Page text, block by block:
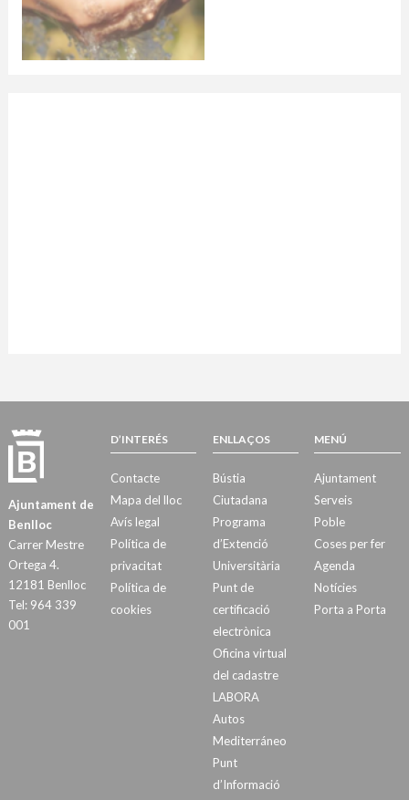
Ajuntament de
Benlloc
Carrer Mestre
Ortega 4.
12181 Benlloc
Tel: 964 339
001
D’INTERÉS
Contacte
Mapa del lloc
Avís legal
Política de
privacitat
Política de
cookies
ENLLAÇOS
Bústia
Ciutadana
Programa
d’Extenció
Universitària
Punt de
certificació
electrònica
Oficina virtual
del cadastre
LABORA
Autos
Mediterráneo
Punt
d’Informació
MENÚ
Ajuntament
Serveis
Poble
Coses per fer
Agenda
Notícies
Porta a Porta